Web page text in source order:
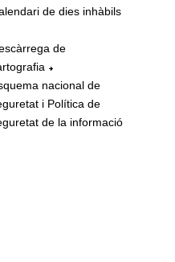
de dies inhàbils
de
nacional de
i Política de
de la informació